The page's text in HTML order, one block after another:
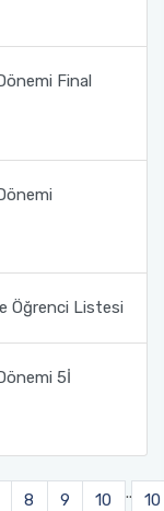
Final
Öğrenci Listesi
5İ
8 9 10 .. 10